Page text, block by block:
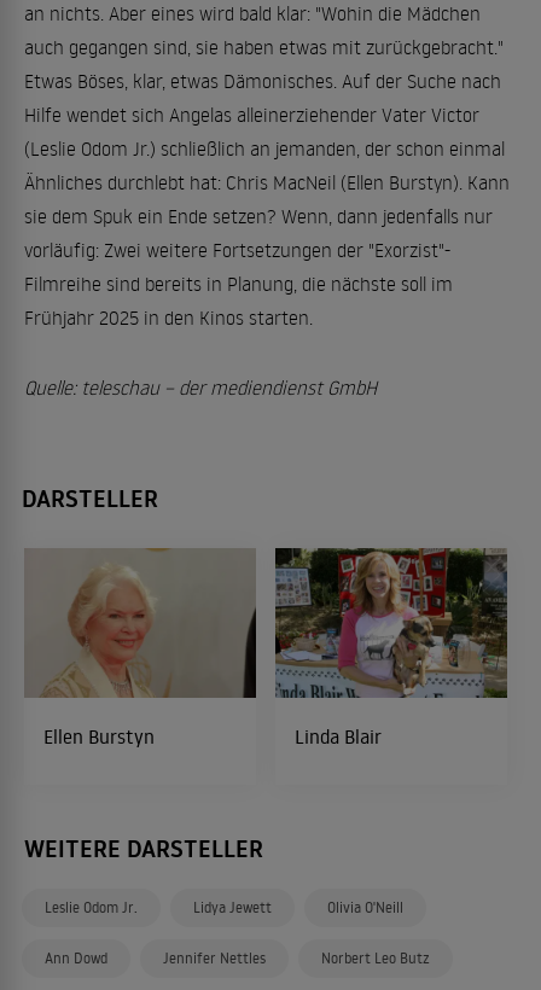
an nichts. Aber eines wird bald klar: "Wohin die Mädchen
auch gegangen sind, sie haben etwas mit zurückgebracht."
Etwas Böses, klar, etwas Dämonisches. Auf der Suche nach
Hilfe wendet sich Angelas alleinerziehender Vater Victor
(Leslie Odom Jr.) schließlich an jemanden, der schon einmal
Ähnliches durchlebt hat: Chris MacNeil (Ellen Burstyn). Kann
sie dem Spuk ein Ende setzen? Wenn, dann jedenfalls nur
vorläufig: Zwei weitere Fortsetzungen der "Exorzist"-
Filmreihe sind bereits in Planung, die nächste soll im
Frühjahr 2025 in den Kinos starten.
Quelle: teleschau – der mediendienst GmbH
DARSTELLER
Ellen Burstyn Linda Blair
WEITERE DARSTELLER
Leslie Odom Jr. Lidya Jewett Olivia O'Neill
Ann Dowd Jennifer Nettles Norbert Leo Butz